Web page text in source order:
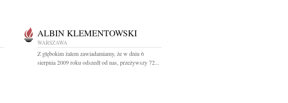
ALBIN KLEMENTOWSKI
WARSZAWA
Z głębokim żalem zawiadamiamy, że w dniu 6
sierpnia 2009 roku odszedł od nas, przeżywszy 72...